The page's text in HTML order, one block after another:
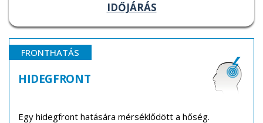
IDŐJÁRÁS
FRONTHATÁS
HIDEGFRONT
Egy hidegfront hatására mérséklődött a hőség.